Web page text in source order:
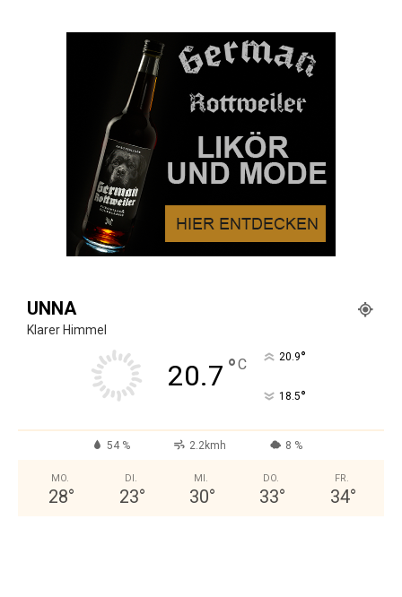
UNNA
Klarer Himmel
20.7 °C 20.9°
18.5°
54 % 2.2kmh 8 %
MO.
28°
DI.
23°
MI.
30°
DO.
33°
FR.
34°